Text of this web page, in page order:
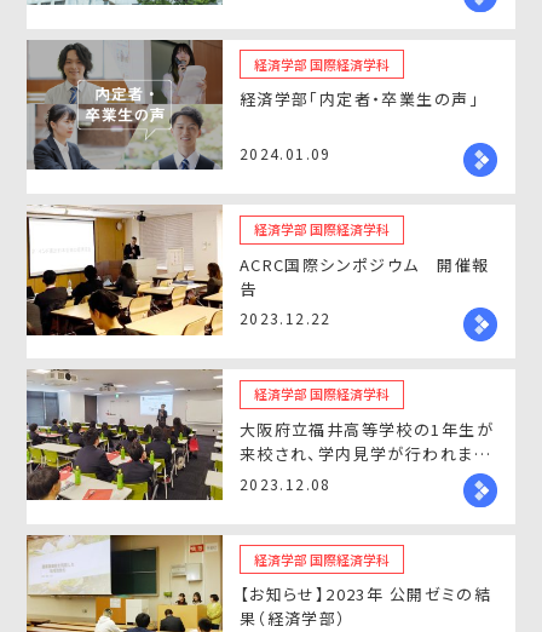
経済学部 国際経済学科
経済学部「内定者・卒業生の声」
2024.01.09
経済学部 国際経済学科
ACRC国際シンポジウム 開催報
告
2023.12.22
経済学部 国際経済学科
大阪府立福井高等学校の1年生が
来校され、学内見学が行われまし
た。
2023.12.08
経済学部 国際経済学科
【お知らせ】2023年 公開ゼミの結
果（経済学部）